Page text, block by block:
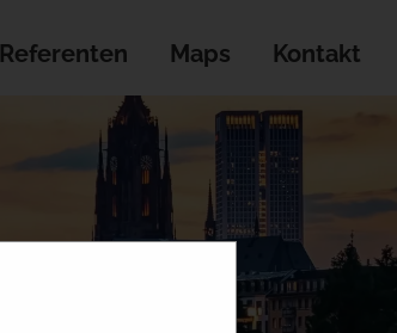
Referenten Maps Kontakt